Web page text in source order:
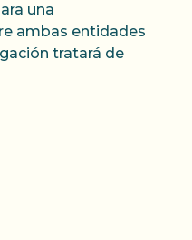
una
ambas entidades
tratará de